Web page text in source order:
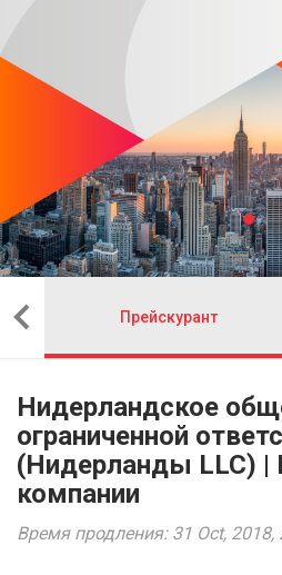
Прейскурант
Нидерландское
ограниченной
(Нидерланды LLC) |
компании
Время продления: 31 Oct, 2018,